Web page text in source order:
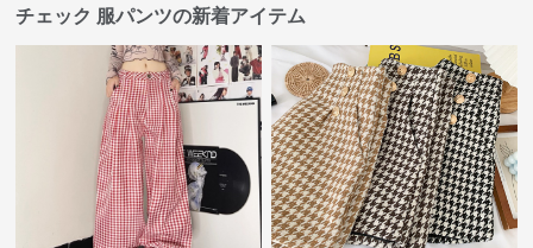
チェック 服パンツの新着アイテム